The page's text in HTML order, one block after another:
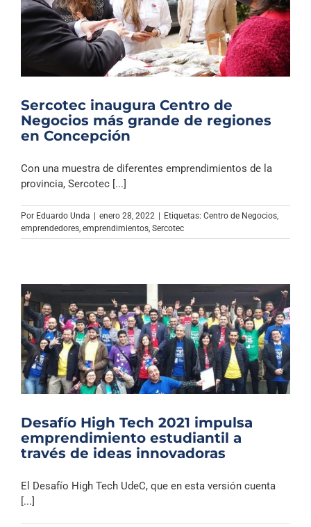
Sercotec inaugura Centro de
Negocios más grande de regiones
en Concepción
Con una muestra de diferentes emprendimientos de la
provincia, Sercotec [...]
Por Eduardo Unda | enero 28, 2022 | Etiquetas: Centro de Negocios
emprendedores emprendimientos Sercotec
Desafío High Tech 2021 impulsa
emprendimiento estudiantil a
través de ideas innovadoras
El Desafío High Tech UdeC, que en esta versión cuenta
[...]